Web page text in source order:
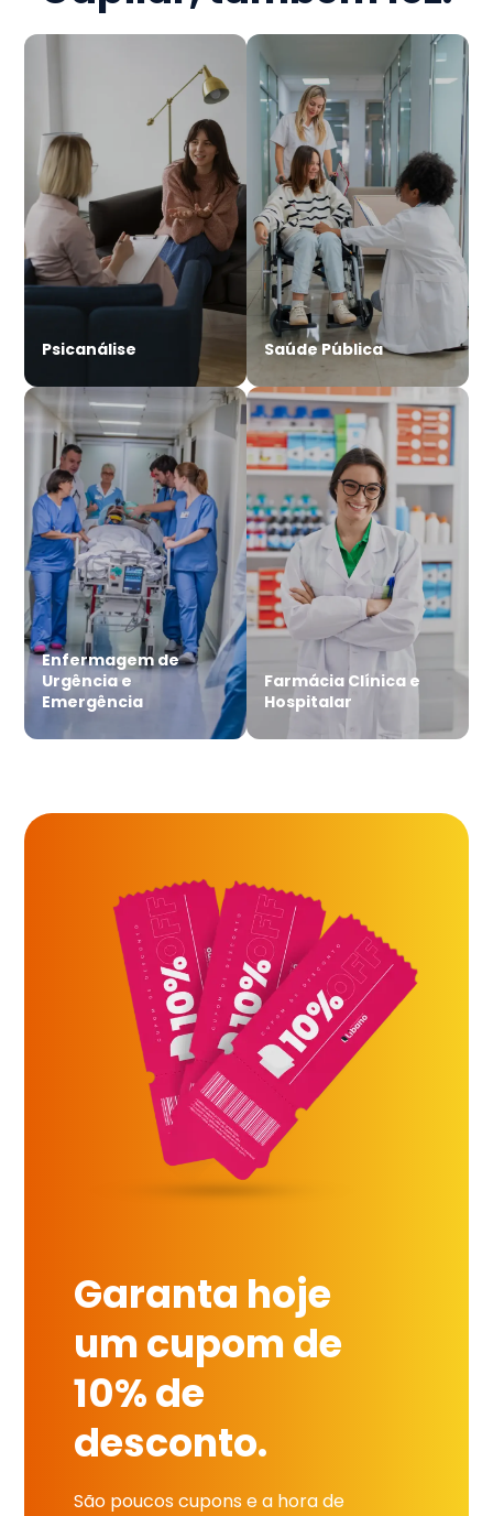
Psicanálise Saúde Pública
Enfermagem de
Urgência e
Emergência
Farmácia Clínica e
Hospitalar
Garanta hoje
um cupom de
10% de
desconto.
São poucos cupons e a hora de